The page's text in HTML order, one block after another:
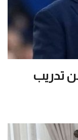
من تدريب